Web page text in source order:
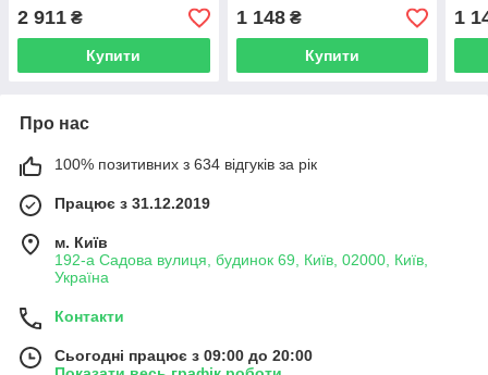
2 911 ₴
Купити
1 148₴
Купити
1
Про нас
100% позитивних з 634 відгуків за рік
Працює з 31.12.2019
м. Київ
192-а Садова вулиця, будинок 69, Київ, 02000, Київ,
Україна
Контакти
Сьогодні працює з 09:00 до 20:00